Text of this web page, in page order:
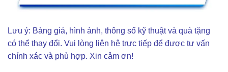
Lưu ý: Bảng giá, hình ảnh, thông số kỹ thuật và quà tặng
có thể thay đổi. Vui lòng liên hê trực tiếp để được tư vấn
chính xác và phù hợp. Xin cảm ơn!